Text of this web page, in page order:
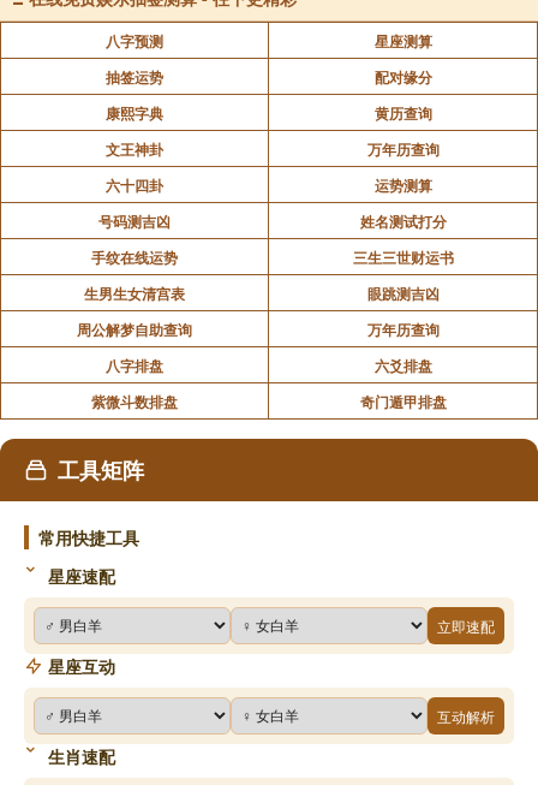
八字预测
星座测算
抽签运势
配对缘分
康熙字典
黄历查询
文王神卦
万年历查询
六十四卦
运势测算
号码测吉凶
姓名测试打分
手纹在线运势
三生三世财运书
生男生女清宫表
眼跳测吉凶
周公解梦自助查询
万年历查询
八字排盘
六爻排盘
紫微斗数排盘
奇门遁甲排盘
工具矩阵
常用快捷工具
星座速配
立即速配
星座互动
互动解析
生肖速配